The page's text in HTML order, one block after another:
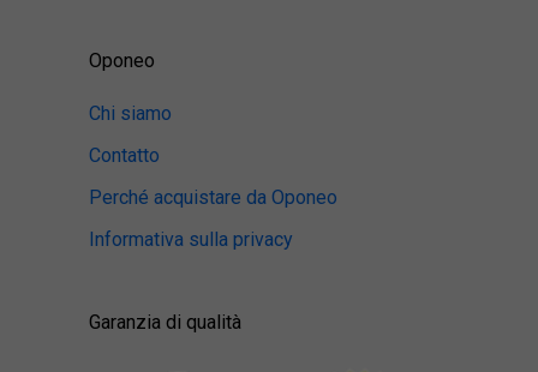
Oponeo
Chi siamo
Contatto
Perché acquistare da Oponeo
Informativa sulla privacy
Garanzia di qualità